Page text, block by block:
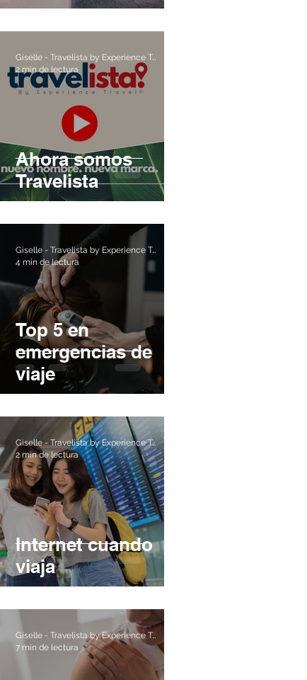
Ahora somos
Travelista
Giselle - Travelista by Experience Travel
2 min de lectura
Top 5 en
emergencias de
viaje
Giselle - Travelista by Experience Travel
4 min de lectura
Internet cuando
viaja
Giselle - Travelista by Experience Travel
2 min de lectura
Giselle - Travelista by Experience Travel
7 min de lectura